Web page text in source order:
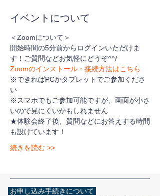
イベントについて
＜Zoomについて＞
開始時間の5分前からログインいただけま
す！ご質問などお気軽にどうぞ^^/
Zoomのインストール・接続方法はこちら
※できればPCかタブレットでご参加くださ
い
※スマホでもご参加可能ですが、画面が小さ
いので見にくいかもしれません
★体験会終了後、質問などにお答えする時間
も設けています！
続きを読む >>
お申し込み手続きについて